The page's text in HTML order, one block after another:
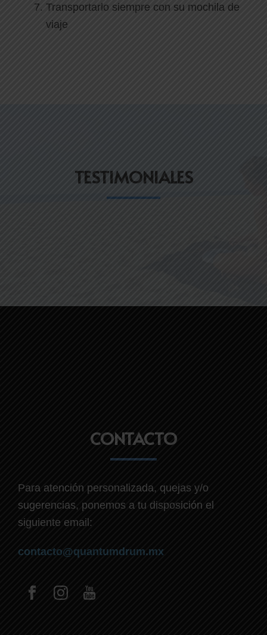
Transportarlo siempre con su mochila de
viaje
TESTIMONIALES
CONTACTO
Para atención personalizada, quejas y/o
sugerencias, ponemos a tu disposición el
siguiente email:
contacto@quantumdrum.mx